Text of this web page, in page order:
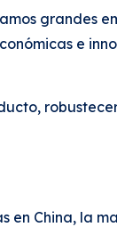
grandes
e
China, la